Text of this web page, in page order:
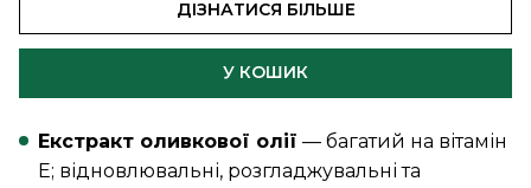
У КОШИК
ДІЗНАТИСЯ БІЛЬШЕ
Екстракт оливкової олії — багатий на вітамін
E; відновлювальні, розгладжувальні та